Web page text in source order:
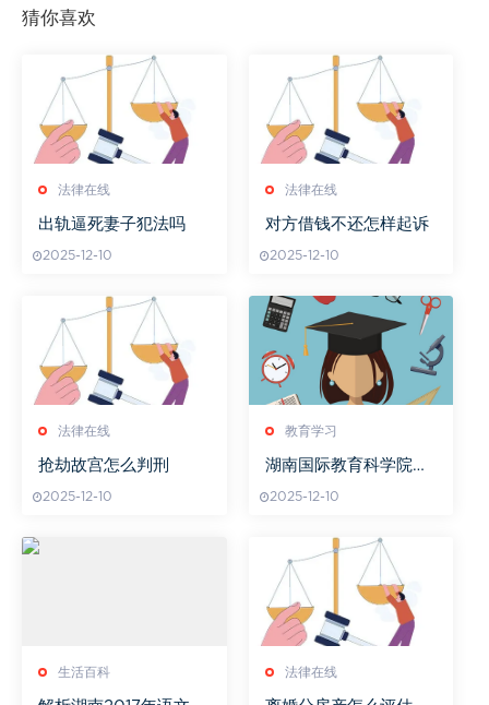
猜你喜欢
法律在线
出轨逼死妻子犯法吗
2025-12-10
法律在线
对方借钱不还怎样起诉
2025-12-10
法律在线
抢劫故宫怎么判刑
2025-12-10
教育学习
湖南国际教育科学院年
2025-12-10
生活百科 法律在线